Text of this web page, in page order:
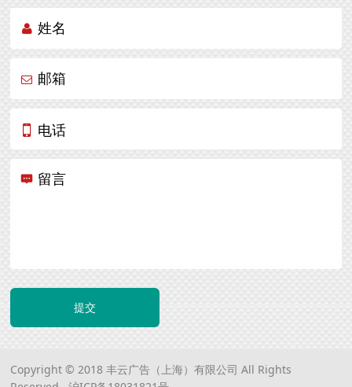
姓名
邮箱
电话
留言
提交
Copyright © 2018 丰云广告（上海）有限公司 All Rights